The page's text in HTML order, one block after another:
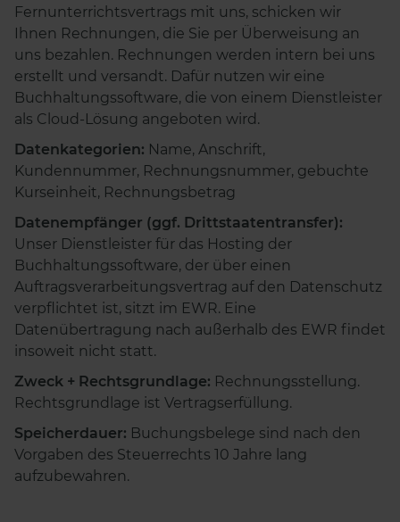
Fernunterrichtsvertrags mit uns, schicken wir
Ihnen Rechnungen, die Sie per Überweisung an
uns bezahlen. Rechnungen werden intern bei uns
erstellt und versandt. Dafür nutzen wir eine
Buchhaltungssoftware, die von einem Dienstleister
als Cloud-Lösung angeboten wird.
Datenkategorien: Name, Anschrift,
Kundennummer, Rechnungsnummer, gebuchte
Kurseinheit, Rechnungsbetrag
Datenempfänger (ggf. Drittstaatentransfer):
Unser Dienstleister für das Hosting der
Buchhaltungssoftware, der über einen
Auftragsverarbeitungsvertrag auf den Datenschutz
verpflichtet ist, sitzt im EWR. Eine
Datenübertragung nach außerhalb des EWR findet
insoweit nicht statt.
Zweck + Rechtsgrundlage: Rechnungsstellung.
Rechtsgrundlage ist Vertragserfüllung.
Speicherdauer: Buchungsbelege sind nach den
Vorgaben des Steuerrechts 10 Jahre lang
aufzubewahren.